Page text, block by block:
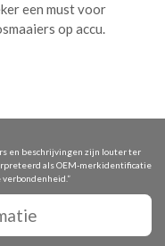
een must voor
op accu.
en beschrijvingen zijn louter ter
als OEM-merkidentificatie